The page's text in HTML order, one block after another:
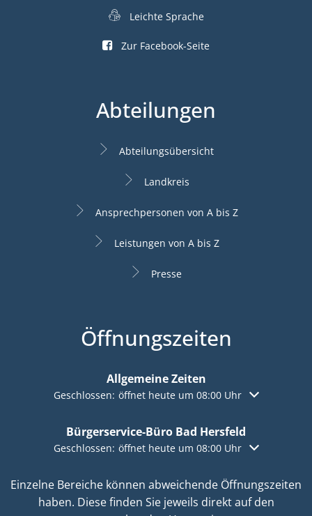
Leichte Sprache
Zur Facebook-Seite
Abteilungen
Abteilungsübersicht
Landkreis
Ansprechpersonen von A bis Z
Leistungen von A bis Z
Presse
Öffnungszeiten
Allgemeine Zeiten
Klicken, um weitere Öffnungs- oder Schließzeiten
Geschlossen: öffnet heute um 08:00 Uhr
Bürgerservice-Büro Bad Hersfeld
Klicken, um weitere Öffnungs- oder Schließzeiten
Geschlossen: öffnet heute um 08:00 Uhr
Einzelne Bereiche können abweichende Öffnungszeiten
haben. Diese finden Sie jeweils direkt auf den